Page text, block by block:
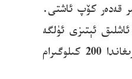
قەدەر كۆپ ئاشتى.
ئېتىزى ئۈلگە
كۆرسىتىش رايونىدا كۆممە قوناقنى زىچ تېرىپ يۇقىرى ھوسۇل ئېلىش تېخنىكىسى قوللىنىلغاچقا، مو بېشى مەھسۇلاتىنىڭ ئادەتتىكى تېرىقچىلىققا قارىغاندا 200 كىلوگىرام